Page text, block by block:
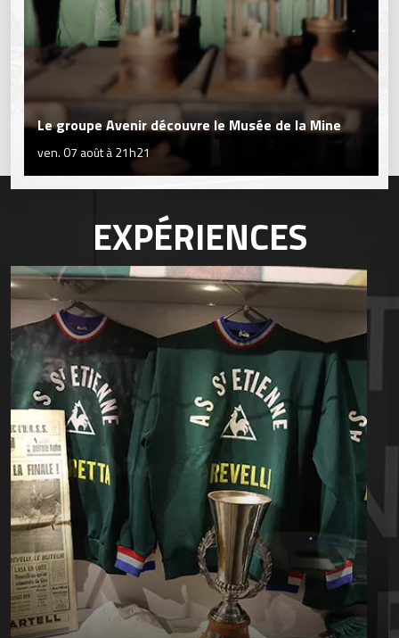
Le groupe Avenir découvre le Musée de la Mine
ven. 07 août à 21h21
EXPÉRIENCES